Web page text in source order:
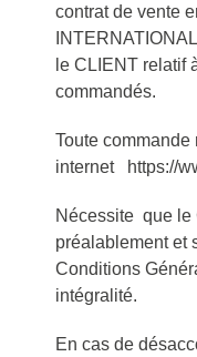
contrat de vente
le CLIENT relatif
commandés.
Toute
internet https://
Nécessite que le
préalablement et
Conditions
intégralité.
En cas de